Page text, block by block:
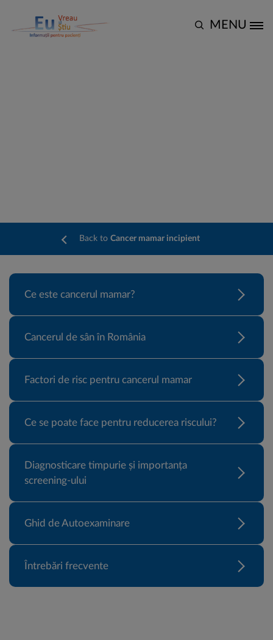
Site Logo
MENU
Back to Cancer mamar incipient
Ce este cancerul mamar?
Cancerul de sân în România
Factori de risc pentru cancerul mamar
Ce se poate face pentru reducerea riscului?
Diagnosticare timpurie și importanța
screening-ului
Ghid de Autoexaminare
Întrebări frecvente